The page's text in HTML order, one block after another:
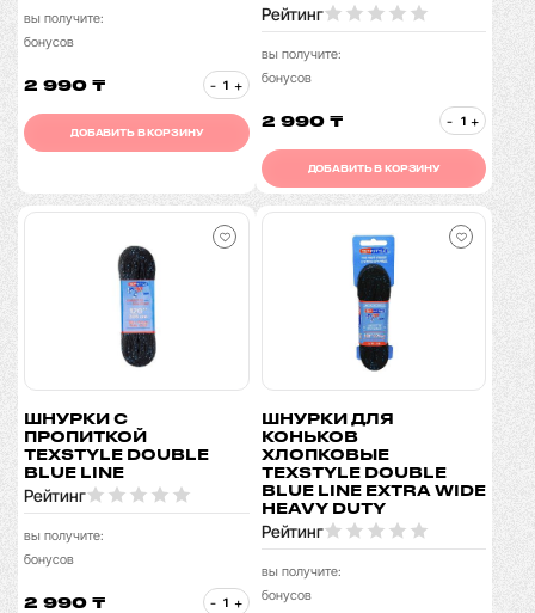
вы получите:
бонусов
2 990 ₸ - +
ДОБАВИТЬ В КОРЗИНУ
Рейтинг
вы получите:
бонусов
2 990 ₸ - +
ДОБАВИТЬ В КОРЗИНУ
ШНУРКИ С
ПРОПИТКОЙ
TEXSTYLE DOUBLE
BLUE LINE
Рейтинг
вы получите:
бонусов
2 990 ₸ - +
ШНУРКИ ДЛЯ
КОНЬКОВ
ХЛОПКОВЫЕ
TEXSTYLE DOUBLE
BLUE LINE EXTRA WIDE
HEAVY DUTY
Рейтинг
вы получите:
бонусов